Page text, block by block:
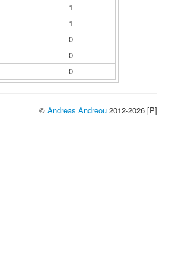
1
1
0
0
0
© Andreas Andreou 2012-2026 [P]